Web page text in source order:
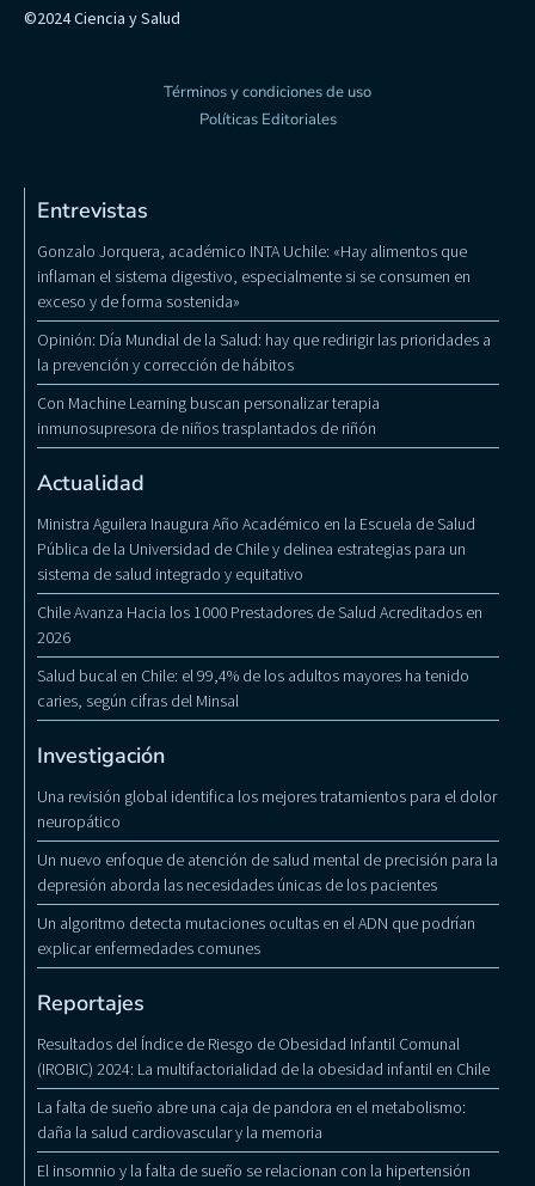
©2024 Ciencia y Salud
Términos y condiciones de uso
Políticas Editoriales
Entrevistas
Gonzalo Jorquera, académico INTA Uchile: «Hay alimentos que
inflaman el sistema digestivo, especialmente si se consumen en
exceso y de forma sostenida»
Opinión: Día Mundial de la Salud: hay que redirigir las prioridades a
la prevención y corrección de hábitos
Con Machine Learning buscan personalizar terapia
inmunosupresora de niños trasplantados de riñón
Actualidad
Ministra Aguilera Inaugura Año Académico en la Escuela de Salud
Pública de la Universidad de Chile y delinea estrategias para un
sistema de salud integrado y equitativo
Chile Avanza Hacia los 1000 Prestadores de Salud Acreditados en
2026
Salud bucal en Chile: el 99,4% de los adultos mayores ha tenido
caries, según cifras del Minsal
Investigación
Una revisión global identifica los mejores tratamientos para el dolor
neuropático
Un nuevo enfoque de atención de salud mental de precisión para la
depresión aborda las necesidades únicas de los pacientes
Un algoritmo detecta mutaciones ocultas en el ADN que podrían
explicar enfermedades comunes
Reportajes
Resultados del Índice de Riesgo de Obesidad Infantil Comunal
(IROBIC) 2024: La multifactorialidad de la obesidad infantil en Chile
La falta de sueño abre una caja de pandora en el metabolismo:
daña la salud cardiovascular y la memoria
El insomnio y la falta de sueño se relacionan con la hipertensión